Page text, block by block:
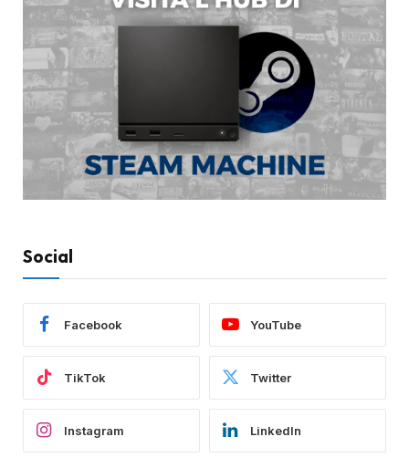
Social
Facebook YouTube
TikTok Twitter
Instagram LinkedIn